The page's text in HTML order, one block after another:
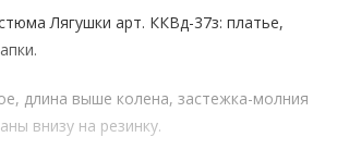
Лягушки арт. ККВд-37з: платье,
длина выше колена, застежка-молния
внизу на резинку.